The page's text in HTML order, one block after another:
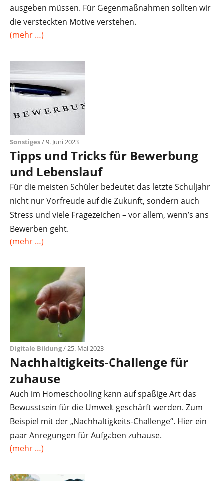
ausgeben müssen. Für Gegenmaßnahmen sollten wir
die versteckten Motive verstehen.
(mehr …)
Sonstiges/ 9. Juni 2023
Tipps und Tricks für Bewerbung
und Lebenslauf
Für die meisten Schüler bedeutet das letzte Schuljahr
nicht nur Vorfreude auf die Zukunft, sondern auch
Stress und viele Fragezeichen – vor allem, wenn’s ans
Bewerben geht.
(mehr …)
Digitale Bildung/ 25. Mai 2023
Nachhaltigkeits-Challenge für
zuhause
Auch im Homeschooling kann auf spaßige Art das
Bewusstsein für die Umwelt geschärft werden. Zum
Beispiel mit der „Nachhaltigkeits-Challenge“. Hier ein
paar Anregungen für Aufgaben zuhause.
(mehr …)